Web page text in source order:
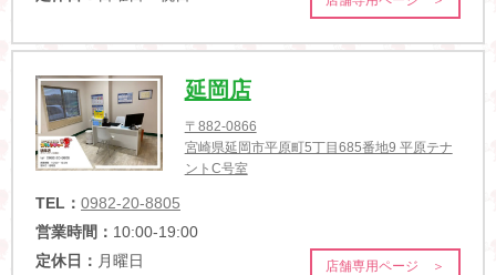
延岡店
〒882-0866
宮崎県延岡市平原町5丁目685番地9 平原テナ
ントC号室
TEL： 0982-20-8805
営業時間： 10:00-19:00
定休日： 月曜日 店舗専用ページ ＞